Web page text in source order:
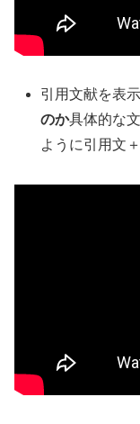
引用文献を表示
のか具体的な
ように引用文